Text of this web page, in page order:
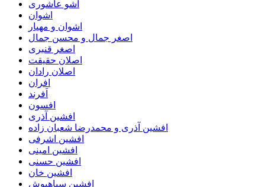
اشو عاشوری
اشوان
اشوان و مهیار
اصغر جمال و محسن جمال
اصغر قنبری
اصلان حقیقت
اصلان رادان
افران
اَفرند
افسون
افشین آذری
افشین آذری و محمدرضا شعبان زاده
افشین اشرفی
افشین امینی
افشین حسنی
افشین خان
افشین سیاهپوش